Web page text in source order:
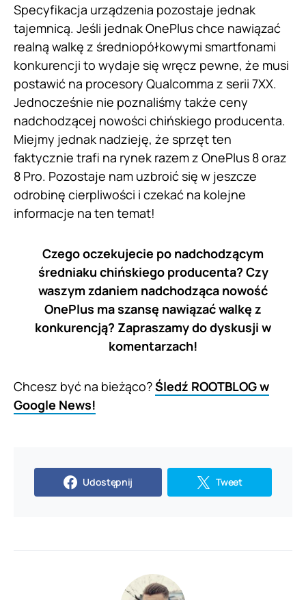
Specyfikacja urządzenia pozostaje jednak
tajemnicą. Jeśli jednak OnePlus chce nawiązać
realną walkę z średniopółkowymi smartfonami
konkurencji to wydaje się wręcz pewne, że musi
postawić na procesory Qualcomma z serii 7XX.
Jednocześnie nie poznaliśmy także ceny
nadchodzącej nowości chińskiego producenta.
Miejmy jednak nadzieję, że sprzęt ten
faktycznie trafi na rynek razem z OnePlus 8 oraz
8 Pro. Pozostaje nam uzbroić się w jeszcze
odrobinę cierpliwości i czekać na kolejne
informacje na ten temat!
Czego oczekujecie po nadchodzącym
średniaku chińskiego producenta? Czy
waszym zdaniem nadchodząca nowość
OnePlus ma szansę nawiązać walkę z
konkurencją? Zapraszamy do dyskusji w
komentarzach!
Chcesz być na bieżąco?Śledź ROOTBLOG w
Google News!
Udostępnij Tweet